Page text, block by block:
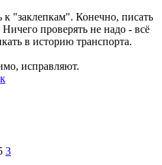
"заклепкам". Конечно, писать
проверять не надо - всё
в историю транспорта.
исправляют.
3